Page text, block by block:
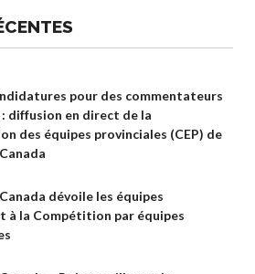
pour des commentateurs
: diffusion en direct de la
des équipes provinciales (CEP) de
dévoile les équipes
à la Compétition par équipes